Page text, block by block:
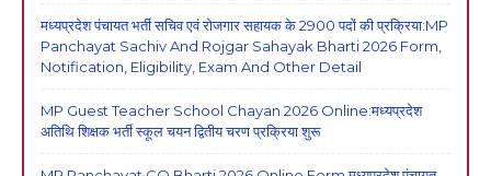
मध्यप्रदेश पंचायत भर्ती सचिव एवं रोजगार सहायक के 2900 पदों की प्रक्रिया:MP
Panchayat Sachiv And Rojgar Sahayak Bharti 2026 Form,
Notification, Eligibility, Exam And Other Detail
MP Guest Teacher School Chayan 2026 Online:मध्यप्रदेश
अतिथि शिक्षक भर्ती स्कूल चयन द्वितीय चरण प्रक्रिया शुरू